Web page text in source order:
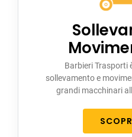
Barbieri Trasporti
sollevamento e
grandi macchinari